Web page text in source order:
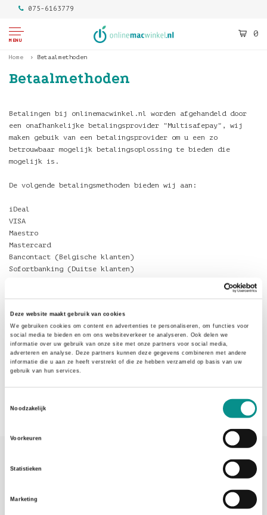
Deze website maakt gebruik van cookies
We gebruiken cookies om content en advertenties te personaliseren, om functies voor
social media te bieden en om ons websiteverkeer te analyseren. Ook delen we
informatie over uw gebruik van onze site met onze partners voor social media,
adverteren en analyse. Deze partners kunnen deze gegevens combineren met andere
informatie die u aan ze heeft verstrekt of die ze hebben verzameld op basis van uw
gebruik van hun services.
Noodzakelijk
Voorkeuren
Statistieken
Marketing
075-6163779
MENU
0
Home Betaalmethoden
Betaalmethoden
Betalingen bij onlinemacwinkel.nl worden afgehandeld door
een onafhankelijke betalingsprovider "Multisafepay", wij
maken gebuik van een betalingsprovider om u een zo
betrouwbaar mogelijk betalingsoplossing te bieden die
mogelijk is.
De volgende betalingsmethoden bieden wij aan:
iDeal
VISA
Maestro
Mastercard
Bancontact (Belgische klanten)
Sofortbanking (Duitse klanten)
Rembours, Maximale order van € 750,- indien uw order hoger
uitvalt neem dan contact op om de zending te splitsen.
Mocht u vragen hebben over een van de betalingsmethoden,
neemt u dan contact op:info@onlinemacwinkel.nl of 075-
6163779.